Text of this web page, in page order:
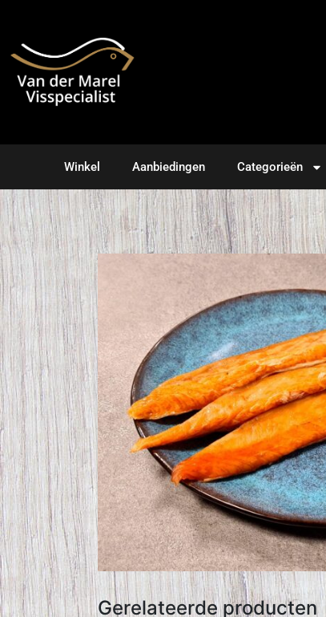
Winkel Aanbiedingen Categorieën
Gerelateerde producten